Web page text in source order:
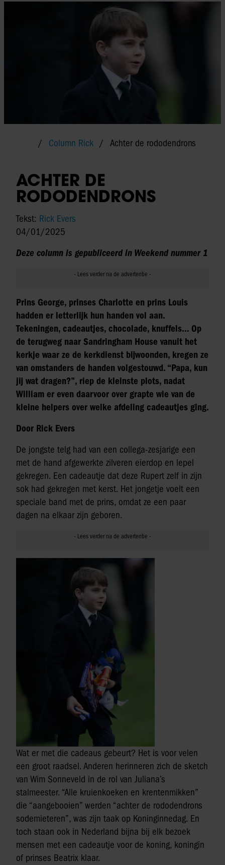
Column Rick Achter de rododendrons
ACHTER DE
RODODENDRONS
Tekst: Rick Evers
04/01/2025
Deze column is gepubliceerd in Weekend nummer 1
Prins George, prinses Charlotte en prins Louis
hadden er letterlijk hun handen vol aan.
Tekeningen, cadeautjes, chocolade, knuffels… Op
de terugweg naar Sandringham House vanuit het
kerkje waar ze de kerkdienst bijwoonden, kregen ze
van omstanders de handen volgestouwd. “Papa, kun
jij wat dragen?”, riep de kleinste plots, nadat
William er even daarvoor over grapte wie van de
kleine helpers over welke afdeling cadeautjes ging.
Door Rick Evers
De jongste telg had van een collega-zesjarige een
met de hand afgewerkte zilveren eierdop en lepel
gekregen. Een cadeautje dat deze Rupert zelf in zijn
sok had gekregen met kerst. Het jongetje voelt een
speciale band met de prins, omdat ze een paar
dagen na elkaar zijn geboren.
Wat er met die cadeaus gebeurt? Het is voor velen
een groot raadsel. Anderen herinneren zich de sketch
van Wim Sonneveld in de rol van Juliana’s
stalmeester. “Alle kruienkoeken en krentenmikken”
die “aangebooien” werden “achter de rododendrons
sodemieteren”, was zijn taak op Koninginnedag. En
toch staan ook in Nederland bijna bij elk bezoek
mensen met een cadeautje voor de koning, koningin
of prinses Beatrix klaar.